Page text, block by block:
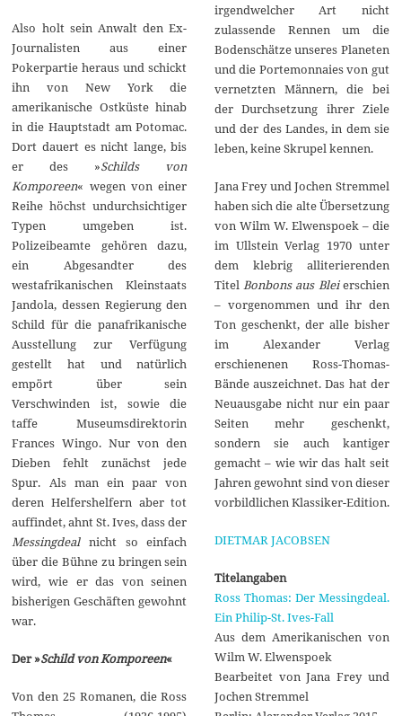
Also holt sein Anwalt den Ex-
Journalisten aus einer
Pokerpartie heraus und schickt
ihn von New York die
amerikanische Ostküste hinab
in die Hauptstadt am Potomac.
Dort dauert es nicht lange, bis
er des »Schilds von
Komporeen« wegen von einer
Reihe höchst undurchsichtiger
Typen umgeben ist.
Polizeibeamte gehören dazu,
ein Abgesandter des
westafrikanischen Kleinstaats
Jandola, dessen Regierung den
Schild für die panafrikanische
Ausstellung zur Verfügung
gestellt hat und natürlich
empört über sein
Verschwinden ist, sowie die
taffe Museumsdirektorin
Frances Wingo. Nur von den
Dieben fehlt zunächst jede
Spur. Als man ein paar von
deren Helfershelfern aber tot
auffindet, ahnt St. Ives, dass der
Messingdealnicht so einfach
über die Bühne zu bringen sein
wird, wie er das von seinen
bisherigen Geschäften gewohnt
war.
Der »Schild von Komporeen«
Von den 25 Romanen, die Ross
irgendwelcher Art nicht
zulassende Rennen um die
Bodenschätze unseres Planeten
und die Portemonnaies von gut
vernetzten Männern, die bei
der Durchsetzung ihrer Ziele
und der des Landes, in dem sie
leben, keine Skrupel kennen.
Jana Frey und Jochen Stremmel
haben sich die alte Übersetzung
von Wilm W. Elwenspoek – die
im Ullstein Verlag 1970 unter
dem klebrig alliterierenden
Titel Bonbons aus Bleierschien
– vorgenommen und ihr den
Ton geschenkt, der alle bisher
im Alexander Verlag
erschienenen Ross-Thomas-
Bände auszeichnet. Das hat der
Neuausgabe nicht nur ein paar
Seiten mehr geschenkt,
sondern sie auch kantiger
gemacht – wie wir das halt seit
Jahren gewohnt sind von dieser
vorbildlichen Klassiker-Edition.
DIETMAR JACOBSEN
Titelangaben
Ross Thomas: Der Messingdeal.
Ein Philip-St. Ives-Fall
Aus dem Amerikanischen von
Wilm W. Elwenspoek
Bearbeitet von Jana Frey und
Jochen Stremmel